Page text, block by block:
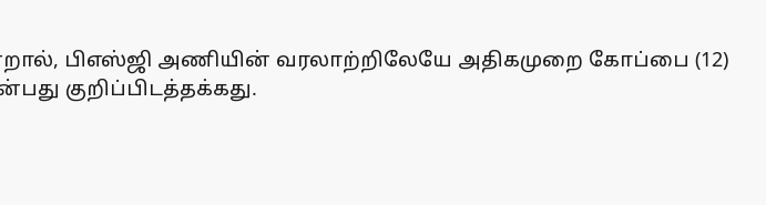
பிஎஸ்ஜி அணியின் வரலாற்றிலேயே அதிகமுறை கோப்பை (12)
குறிப்பிடத்தக்கது.